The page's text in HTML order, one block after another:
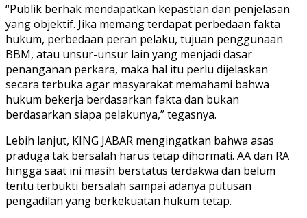
“Publik berhak mendapatkan kepastian dan penjelasan
yang objektif. Jika memang terdapat perbedaan fakta
hukum, perbedaan peran pelaku, tujuan penggunaan
BBM, atau unsur-unsur lain yang menjadi dasar
penanganan perkara, maka hal itu perlu dijelaskan
secara terbuka agar masyarakat memahami bahwa
hukum bekerja berdasarkan fakta dan bukan
berdasarkan siapa pelakunya,” tegasnya.
Lebih lanjut, KING JABAR mengingatkan bahwa asas
praduga tak bersalah harus tetap dihormati. AA dan RA
hingga saat ini masih berstatus terdakwa dan belum
tentu terbukti bersalah sampai adanya putusan
pengadilan yang berkekuatan hukum tetap.